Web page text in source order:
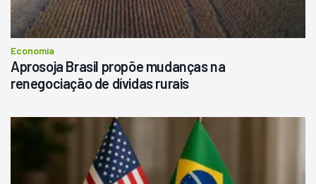
Economia
Aprosoja Brasil propõe mudanças na
renegociação de dívidas rurais